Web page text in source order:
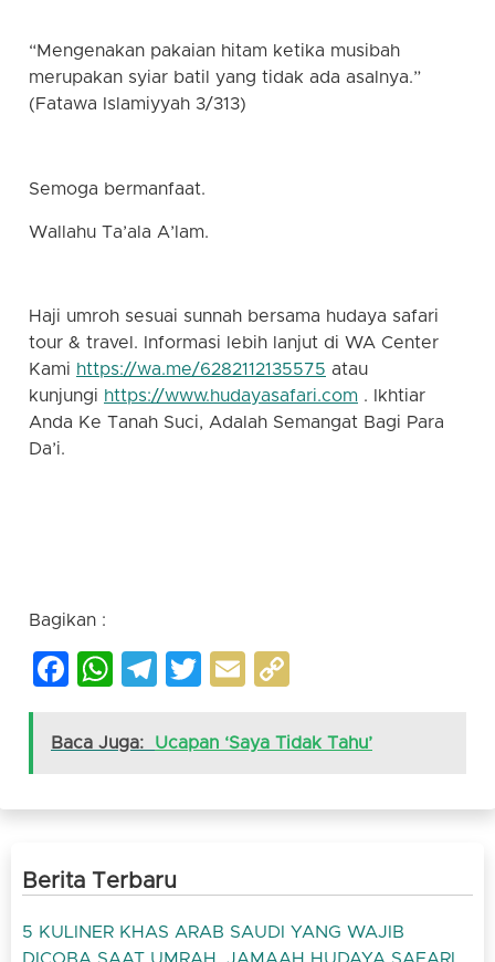
“Mengenakan pakaian hitam ketika musibah
merupakan syiar batil yang tidak ada asalnya.”
(Fatawa Islamiyyah 3/313)
Semoga bermanfaat.
Wallahu Ta’ala A’lam.
Haji umroh sesuai sunnah bersama hudaya safari
tour & travel. Informasi lebih lanjut di WA Center
Kami https://wa.me/6282112135575 atau
kunjungi https://www.hudayasafari.com . Ikhtiar
Anda Ke Tanah Suci, Adalah Semangat Bagi Para
Da’i.
Bagikan :
Facebook
WhatsApp
Telegram
Twitter
Email
Baca Juga: Ucapan ‘Saya Tidak Tahu’
Berita Terbaru
5 KULINER KHAS ARAB SAUDI YANG WAJIB